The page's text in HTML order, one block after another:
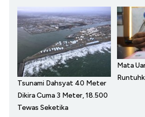
Tsunami Dahsyat 40 Meter
Dikira Cuma 3 Meter, 18.500
Tewas Seketika
Mata